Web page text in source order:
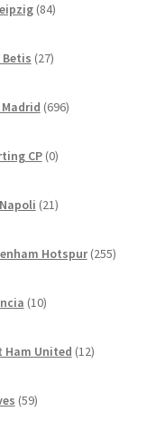
84izdelkov
Betis 27izdelkov
696izdelkov
CP 0izdelkov
21izdelkov
Hotspur 255
10izdelkov
Ham United 12izdelkov
59izdelkov